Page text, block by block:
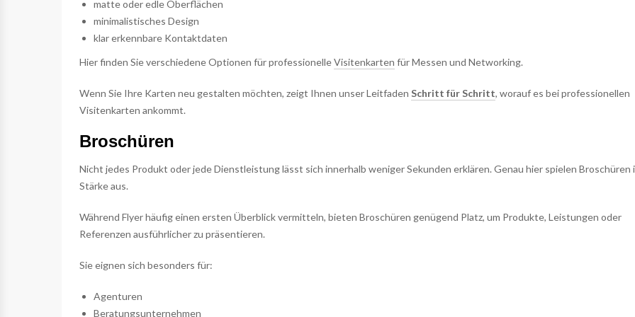
matte oder edle Oberflächen
minimalistisches Design
klar erkennbare Kontaktdaten
Hier finden Sie verschiedene Optionen für professionelleVisitenkarten für Messen und Networking.
Wenn Sie Ihre Karten neu gestalten möchten, zeigt Ihnen unser Leitfaden Schritt für Schritt, worauf es bei professionellen
Visitenkarten ankommt.
Broschüren
Nicht jedes Produkt oder jede Dienstleistung lässt sich innerhalb weniger Sekunden erklären. Genau hier spielen Broschüren
Stärke aus.
Während Flyer häufig einen ersten Überblick vermitteln, bieten Broschüren genügend Platz, um Produkte, Leistungen oder
Referenzen ausführlicher zu präsentieren.
Sie eignen sich besonders für:
Agenturen
Beratungsunternehmen